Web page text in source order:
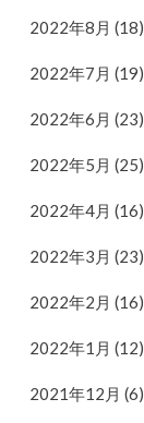
2022年8月 (18)
2022年7月 (19)
2022年6月 (23)
2022年5月 (25)
2022年4月 (16)
2022年3月 (23)
2022年2月 (16)
2022年1月 (12)
2021年12月 (6)